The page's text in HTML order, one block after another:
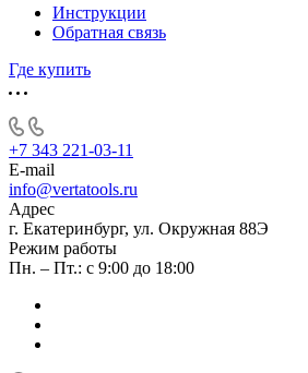
Инструкции
Обратная связь
Где купить
+7 343 221-03-11
E-mail
info@vertatools.ru
Адрес
г. Екатеринбург, ул. Окружная 88Э
Режим работы
Пн. – Пт.: с 9:00 до 18:00